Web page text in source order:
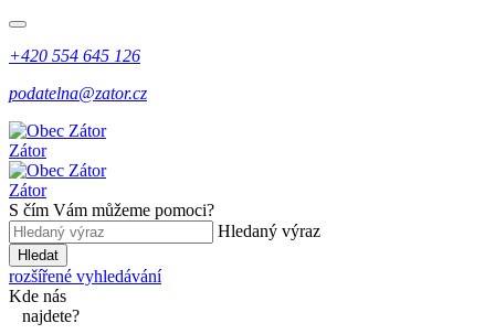
+420 554 645 126
podatelna@zator.cz
Zátor
Zátor
S čím Vám můžeme pomoci?
Hledaný výraz
Hledat
rozšířené vyhledávání
Kde nás
najdete?